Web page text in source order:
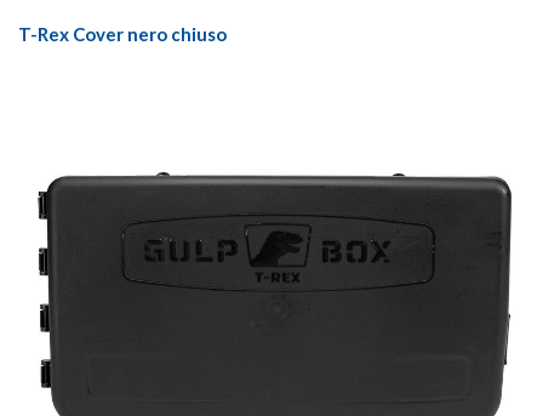
T-Rex Cover nero chiuso